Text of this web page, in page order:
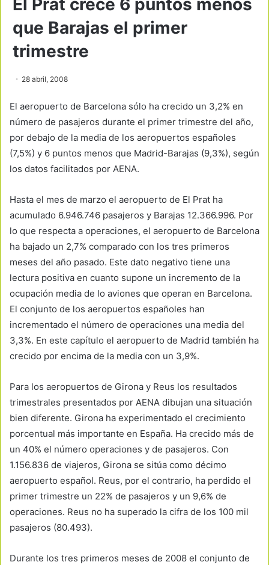
El Prat crece 6 puntos menos
que Barajas el primer
trimestre
28 abril, 2008
El aeropuerto de Barcelona sólo ha crecido un 3,2% en
número de pasajeros durante el primer trimestre del año,
por debajo de la media de los aeropuertos españoles
(7,5%) y 6 puntos menos que Madrid-Barajas (9,3%), según
los datos facilitados por AENA.
Hasta el mes de marzo el aeropuerto de El Prat ha
acumulado 6.946.746 pasajeros y Barajas 12.366.996. Por
lo que respecta a operaciones, el aeropuerto de Barcelona
ha bajado un 2,7% comparado con los tres primeros
meses del año pasado. Este dato negativo tiene una
lectura positiva en cuanto supone un incremento de la
ocupación media de lo aviones que operan en Barcelona.
El conjunto de los aeropuertos españoles han
incrementado el número de operaciones una media del
3,3%. En este capítulo el aeropuerto de Madrid también ha
crecido por encima de la media con un 3,9%.
Para los aeropuertos de Girona y Reus los resultados
trimestrales presentados por AENA dibujan una situación
bien diferente. Girona ha experimentado el crecimiento
porcentual más importante en España. Ha crecido más de
un 40% el número operaciones y de pasajeros. Con
1.156.836 de viajeros, Girona se sitúa como décimo
aeropuerto español. Reus, por el contrario, ha perdido el
primer trimestre un 22% de pasajeros y un 9,6% de
operaciones. Reus no ha superado la cifra de los 100 mil
pasajeros (80.493).
Durante los tres primeros meses de 2008 el conjunto de